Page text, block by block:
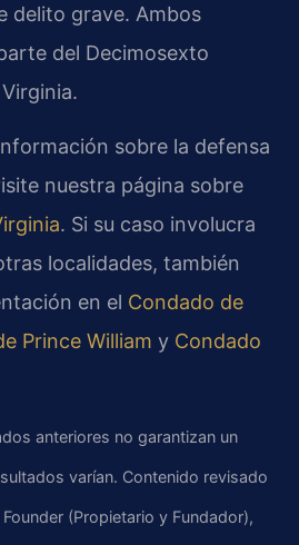
delito grave. Ambos
del Decimosexto
sobre la defensa
nuestra página sobre
. Si su caso involucra
localidades, también
en el Condado de
Prince William y Condado
anteriores no garantizan un
varían. Contenido revisado
(Propietario y Fundador),